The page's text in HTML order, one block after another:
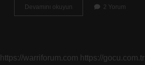
Devamını okuyun
Öncesi
2 Yorum
https://warriforum.com https://gocu.com.tr